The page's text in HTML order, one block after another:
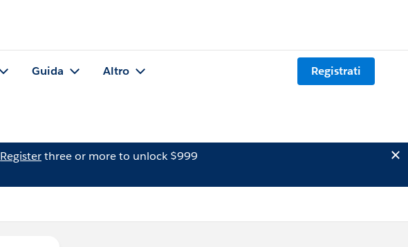
Guida Altro Registrati
Registerthree or more to unlock $999